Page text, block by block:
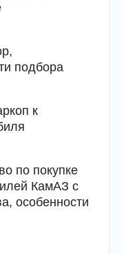
подбора
к
по покупке
КамАЗ с
особенности